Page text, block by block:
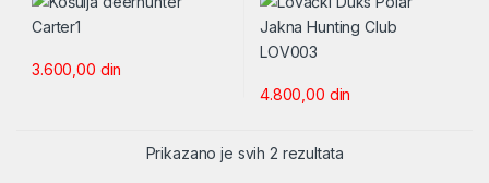
3.600,00 din
4.800,00 din
Prikazano je svih 2 rezultataSortirano po ceni: